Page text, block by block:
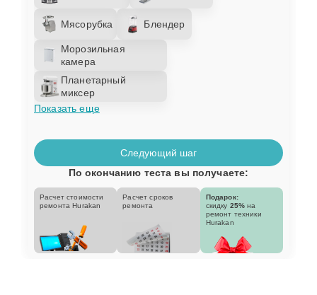
Мясорубка Блендер
Морозильная
камера
Планетарный
миксер
Показать еще
Следующий шаг
По окончанию теста вы получаете:
Расчет стоимости
ремонта Hurakan
Расчет сроков
ремонта
Подарок:
скидку 25% на
ремонт техники
Hurakan